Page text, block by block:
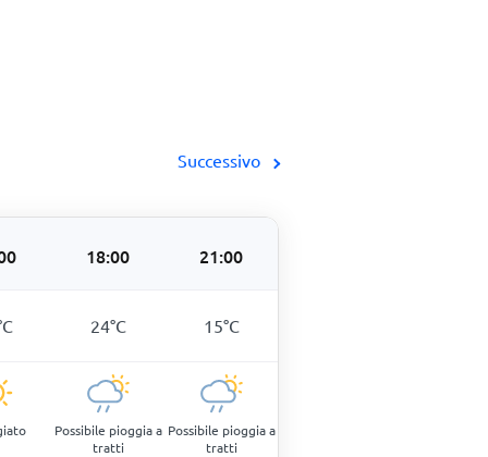
Successivo
18:00 21:00
C 24°C 15°C
Possibile pioggia a
tratti
Possibile pioggia a
tratti